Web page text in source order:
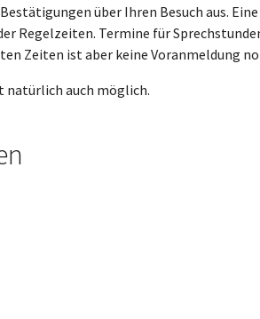
über Ihren Besuch aus.
Regelzeiten. Termine für
Zeiten ist aber keine Voranmeldung
natürlich auch möglich.